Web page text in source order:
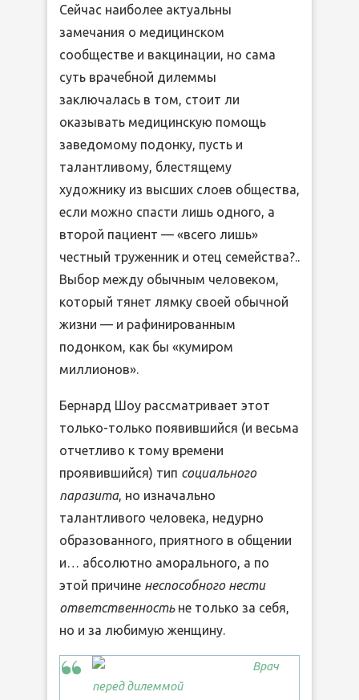
Сейчас наиболее актуальны
замечания о медицинском
сообществе и вакцинации, но сама
суть врачебной дилеммы
заключалась в том, стоит ли
оказывать медицинскую помощь
заведомому подонку, пусть и
талантливому, блестящему
художнику из высших слоев общества,
если можно спасти лишь одного, а
второй пациент — «всего лишь»
честный труженник и отец семейства?..
Выбор между обычным человеком,
который тянет лямку своей обычной
жизни — и рафинированным
подонком, как бы «кумиром
миллионов».
Бернард Шоу рассматривает этот
только-только появившийся (и весьма
отчетливо к тому времени
проявившийся) тип социального
паразита, но изначально
талантливого человека, недурно
образованного, приятного в общении
и… абсолютно аморального, а по
этой причине неспособного нести
ответственностьне только за себя,
но и за любимую женщину.
Врач
перед дилеммой